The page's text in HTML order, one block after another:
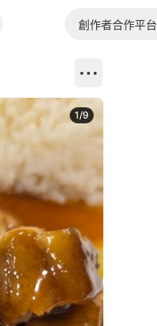
創作者合作平台
1/9